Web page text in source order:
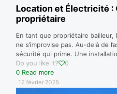
Location et Électricité :
propriétaire
En tant que propriétaire bailleur,
ne s’improvise pas. Au-delà de
sécurité qui prime. Une
Do you like it?
0
0 Read more
12 février 2025